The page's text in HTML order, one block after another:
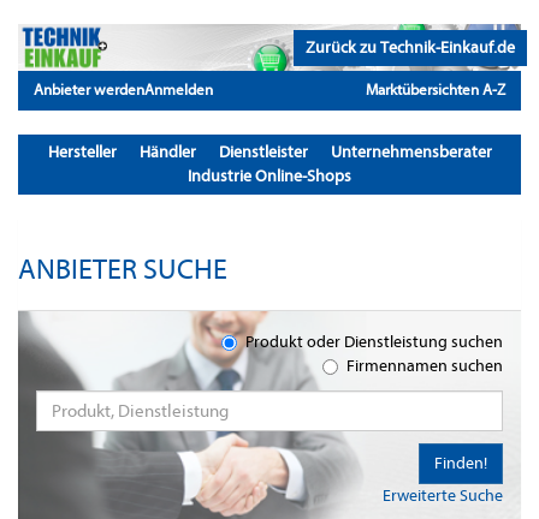
Zurück zu Technik-Einkauf.de
Anbieter werdenAnmelden Marktübersichten A-Z
Hersteller Händler Dienstleister
Unternehmensberater
Industrie Online-Shops
ANBIETER SUCHE
Produkt oder Dienstleistung suchen
Firmennamen suchen
Erweiterte Suche
Finden!